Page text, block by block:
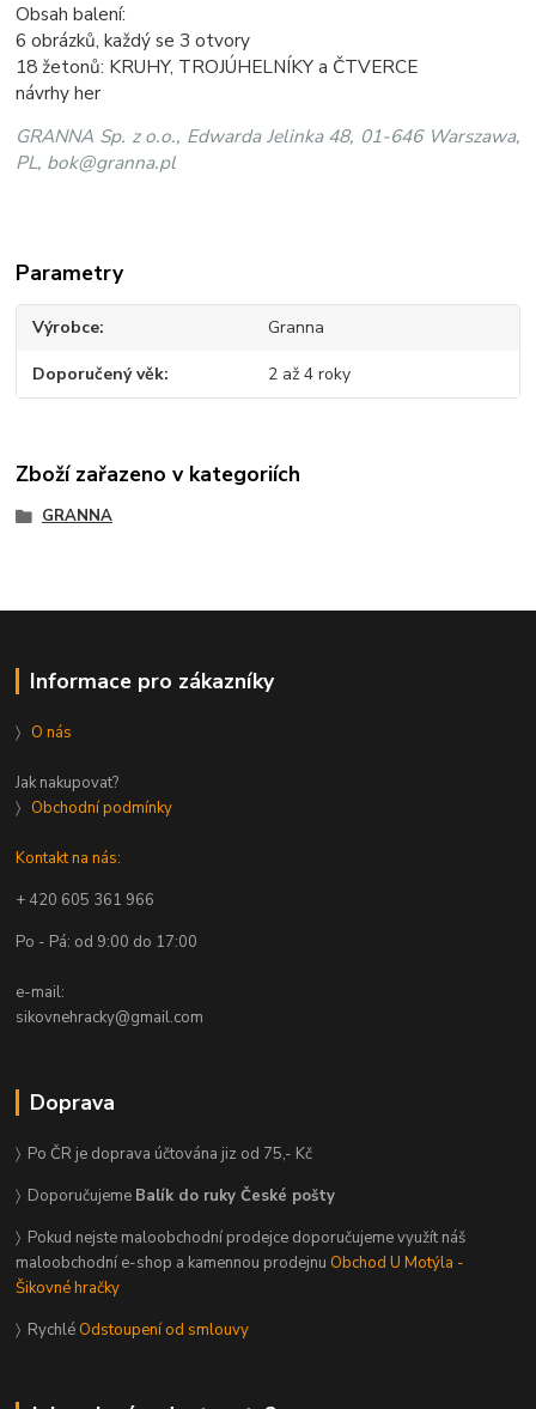
Obsah balení:
6 obrázků, každý se 3 otvory
18 žetonů: KRUHY, TROJÚHELNÍKY a ČTVERCE
návrhy her
GRANNA Sp. z o.o., Edwarda Jelinka 48, 01-646 Warszawa,
PL, bok@granna.pl
Parametry
Výrobce Granna
Doporučený věk 2 až 4 roky
Zboží zařazeno v kategoriích
GRANNA
Informace pro zákazníky
〉 O nás
Jak nakupovat?
〉 Obchodní podmínky
Kontakt na nás:
+ 420 605 361 966
Po - Pá: od 9:00 do 17:00
e-mail:
sikovnehracky@gmail.com
Doprava
〉 Po ČR je doprava účtována jiz od 75,- Kč
〉 Doporučujeme Balík do ruky České pošty
〉 Pokud nejste maloobchodní prodejce doporučujeme využít náš
maloobchodní e-shop a kamennou prodejnu Obchod U Motýla -
Šikovné hračky
〉 Rychlé Odstoupení od smlouvy